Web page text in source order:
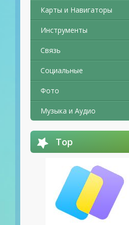
Карты и Навигаторы
Инструменты
Связь
Социальные
Фото
Музыка и Аудио
Top